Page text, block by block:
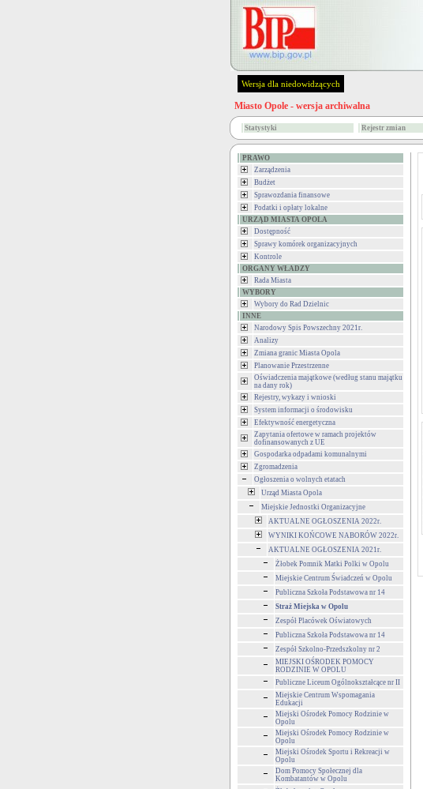
Wersja dla niedowidzących
Miasto Opole - wersja archiwalna
Statystyki Rejestr zmian
PRAWO
Zarządzenia
Budżet
Sprawozdania finansowe
Podatki i opłaty lokalne
URZĄD MIASTA OPOLA
Dostępność
Sprawy komórek organizacyjnych
Kontrole
ORGANY WŁADZY
Rada Miasta
WYBORY
Wybory do Rad Dzielnic
INNE
Narodowy Spis Powszechny 2021r.
Analizy
Zmiana granic Miasta Opola
Planowanie Przestrzenne
Oświadczenia majątkowe (według stanu majątku
na dany rok)
Rejestry, wykazy i wnioski
System informacji o środowisku
Efektywność energetyczna
Zapytania ofertowe w ramach projektów
dofinansowanych z UE
Gospodarka odpadami komunalnymi
Zgromadzenia
Ogłoszenia o wolnych etatach
Urząd Miasta Opola
Miejskie Jednostki Organizacyjne
AKTUALNE OGŁOSZENIA 2022r.
WYNIKI KOŃCOWE NABORÓW 2022r.
AKTUALNE OGŁOSZENIA 2021r.
Żłobek Pomnik Matki Polki w Opolu
Miejskie Centrum Świadczeń w Opolu
Publiczna Szkoła Podstawowa nr 14
Straż Miejska w Opolu
Zespół Placówek Oświatowych
Publiczna Szkoła Podstawowa nr 14
Zespół Szkolno-Przedszkolny nr 2
MIEJSKI OŚRODEK POMOCY
RODZINIE W OPOLU
Publiczne Liceum Ogólnokształcące nr II
Miejskie Centrum Wspomagania
Edukacji
Miejski Ośrodek Pomocy Rodzinie w
Opolu
Miejski Ośrodek Pomocy Rodzinie w
Opolu
Miejski Ośrodek Sportu i Rekreacji w
Opolu
Dom Pomocy Społecznej dla
Kombatantów w Opolu